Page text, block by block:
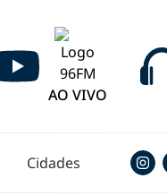
AO VIVO
Cidades